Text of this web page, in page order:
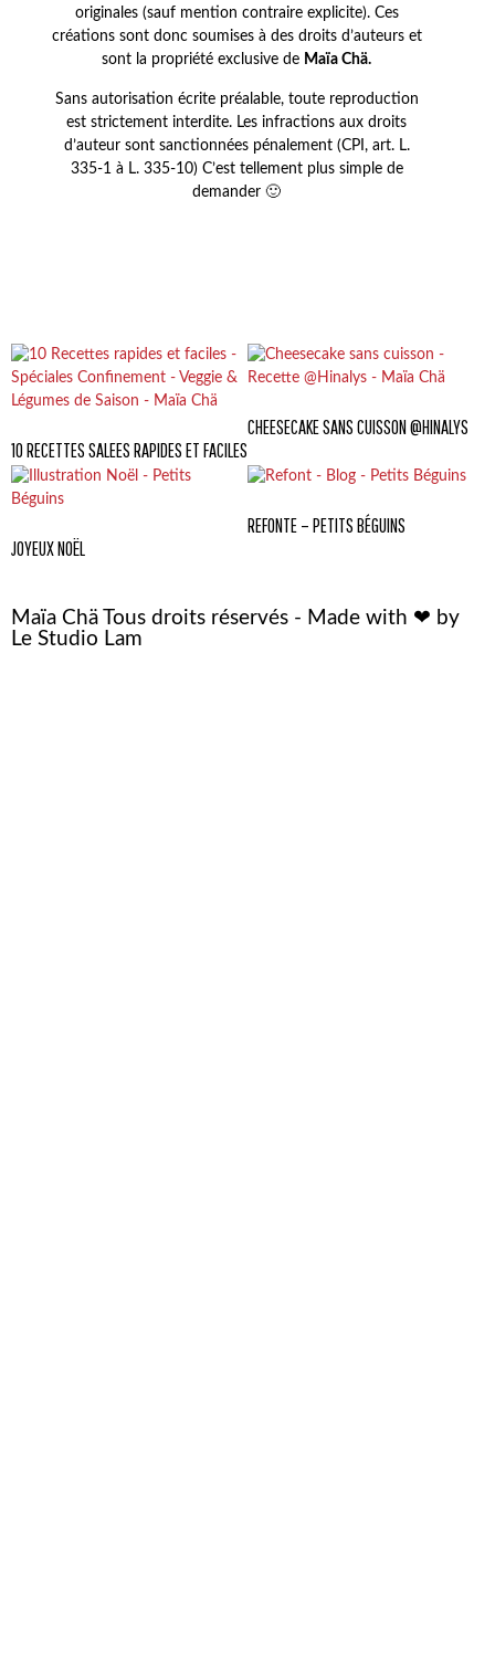
originales (sauf mention contraire explicite). Ces
créations sont donc soumises à des droits d’auteurs et
sont la propriété exclusive de Maïa Chä.
Sans autorisation écrite préalable, toute reproduction
est strictement interdite. Les infractions aux droits
d’auteur sont sanctionnées pénalement (CPI, art. L.
335-1 à L. 335-10) C’est tellement plus simple de
demander 🙂
10 RECETTES SALEES RAPIDES ET FACILES
CHEESECAKE SANS CUISSON @HINALYS
JOYEUX NOËL
REFONTE – PETITS BÉGUINS
Maïa Chä Tous droits réservés - Made with ❤ by
Le Studio Lam